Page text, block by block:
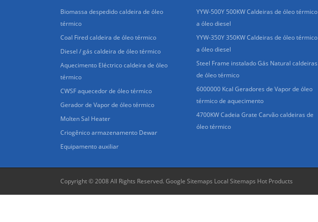
Biomassa despedido caldeira de óleo
térmico
Coal Fired caldeira de óleo térmico
Diesel / gás caldeira de óleo térmico
Aquecimento Eléctrico caldeira de óleo
térmico
CWSF aquecedor de óleo térmico
Gerador de Vapor de óleo térmico
Molten Sal Heater
Criogênico armazenamento Dewar
Equipamento auxiliar
YYW-500Y 500KW Caldeiras de óleo térmico
a óleo diesel
YYW-350Y 350KW Caldeiras de óleo térmico
a óleo diesel
Steel Frame instalado Gás Natural caldeiras
de óleo térmico
6000000 Kcal Geradores de Vapor de óleo
térmico de aquecimento
4700KW Cadeia Grate Carvão caldeiras de
óleo térmico
Copyright © 2008 All Rights Reserved. Google Sitemaps Local Sitemaps Hot Products